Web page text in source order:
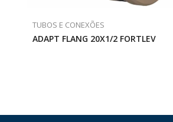
TUBOS E CONEXÕES
ADAPT FLANG 20X1/2 FORTLEV